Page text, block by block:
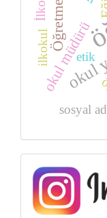
okul müdürü
Öğretmen
ilkokul etik
sosyal